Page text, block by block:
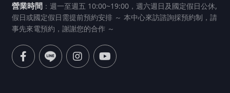
營業時間：週一至週五 10:00~19:00，週六週日及國定假日公休,
假日或國定假日需提前預約安排 ～ 本中心來訪諮詢採預約制，請
事先來電預約，謝謝您的合作 ～